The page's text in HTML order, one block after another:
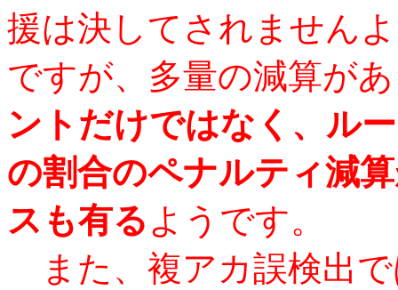
援は決してされません
ですが、多量の減算が
ントだけではなく、ル
の割合のペナルティ減
スも有る ようです。
また、複アカ誤検出